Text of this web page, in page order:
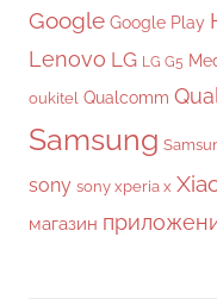
Google Google Play
Lenovo LG LG G5
oukitel Qualcomm
Samsung
sony sony xperia x
магазин